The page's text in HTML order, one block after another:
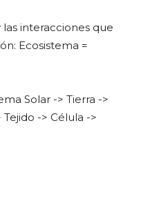
interacciones que
Ecosistema =
Solar -> Tierra ->
-> Célula ->